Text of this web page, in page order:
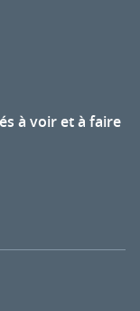
à voir et à faire